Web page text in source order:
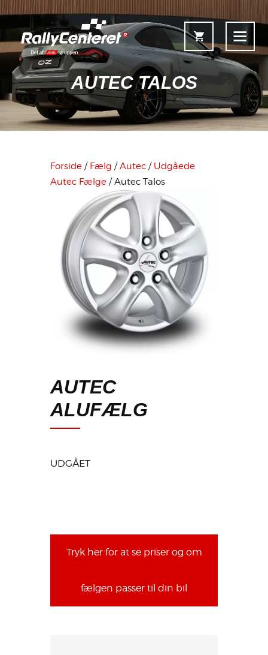
AUTEC TALOS
Forside
Fælgoversigt
Information & Service
Kontakt
Fælgkonfigurator
Forside / Fælg /Autec / Udgåede
Autec Fælge / Autec Talos
AUTEC
ALUFÆLG
UDGÅET
Tryk her for at se priser og om
fælgen passer til din bil